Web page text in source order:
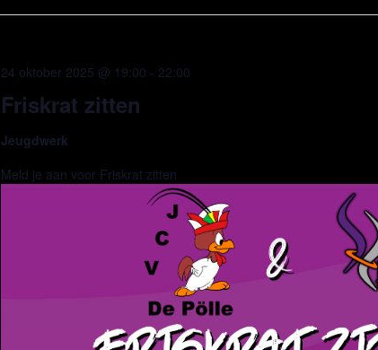
Friskrat zitten
24 oktober 2025 @ 19:00 - 22:00
Jeugdwerk
Meld je aan voor Friskrat zitten